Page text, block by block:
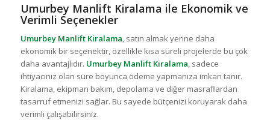
Umurbey Manlift Kiralama ile Ekonomik ve
Verimli Seçenekler
Umurbey Manlift Kiralama, satın almak yerine daha
ekonomik bir seçenektir, özellikle kısa süreli projelerde bu çok
daha avantajlıdır. Umurbey Manlift Kiralama, sadece
ihtiyacınız olan süre boyunca ödeme yapmanıza imkan tanır.
Kiralama, ekipman bakım, depolama ve diğer masraflardan
tasarruf etmenizi sağlar. Bu sayede bütçenizi koruyarak daha
verimli çalışabilirsiniz.